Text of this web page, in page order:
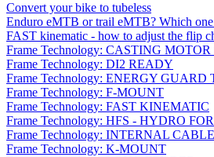
Convert your bike to tubeless
Enduro eMTB or trail eMTB? Which
FAST kinematic - how to adjust the flip
Frame Technology: CASTING
Frame Technology: DI2 READY
Frame Technology: ENERGY GUARD
Frame Technology: F-MOUNT
Frame Technology: FAST KINEMATIC
Frame Technology: HFS - HYDRO
Frame Technology: INTERNAL
Frame Technology: K-MOUNT